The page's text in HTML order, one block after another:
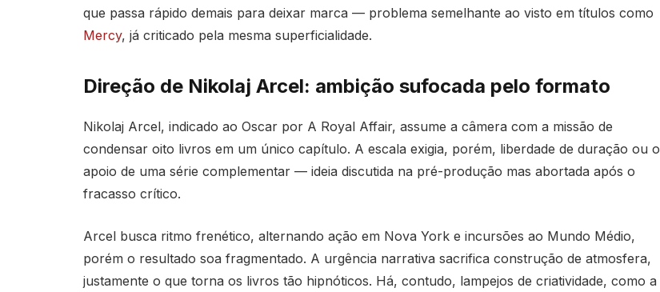
que passa rápido demais para deixar marca — problema semelhante ao visto em títulos como
Mercy, já criticado pela mesma superficialidade.
Direção de Nikolaj Arcel: ambição sufocada pelo formato
Nikolaj Arcel, indicado ao Oscar por A Royal Affair, assume a câmera com a missão de
condensar oito livros em um único capítulo. A escala exigia, porém, liberdade de duração ou o
apoio de uma série complementar — ideia discutida na pré-produção mas abortada após o
fracasso crítico.
Arcel busca ritmo frenético, alternando ação em Nova York e incursões ao Mundo Médio,
porém o resultado soa fragmentado. A urgência narrativa sacrifica construção de atmosfera,
justamente o que torna os livros tão hipnóticos. Há, contudo, lampejos de criatividade, como a